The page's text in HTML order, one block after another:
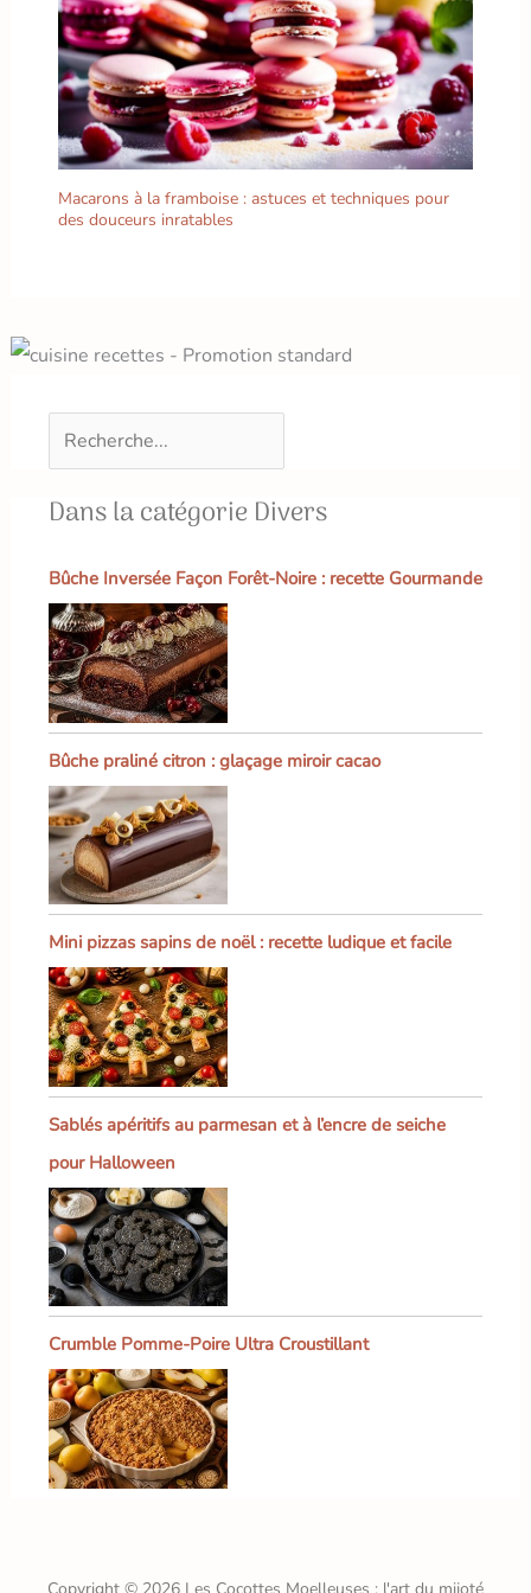
plaques en céramique
traditionnelles, il peut
mieux résister aux
collisions et aux chutes
dans l'utilisation
quotidienne, sans crainte
de se briser. Compatible
avec le lave-vaisselle,
étapes fastidieuses du
lavage à la main, vous
de temps pour vous
Dans le même temps, le
la chaleur, et il n'est pas
taches et les odeurs
Macarons à la framboise : astuces et techniques pour
des douceurs inratables
Dans la catégorie Divers
Bûche Inversée Façon Forêt-Noire : recette Gourmande
Bûche praliné citron : glaçage miroir cacao
Mini pizzas sapins de noël : recette ludique et facile
Sablés apéritifs au parmesan et à l’encre de seiche
pour Halloween
Crumble Pomme-Poire Ultra Croustillant